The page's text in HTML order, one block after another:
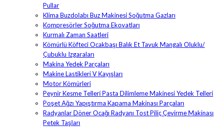
Pullar
Klima Buzdolabı Buz Makinesi Soğutma Gazları
Kompresörler Soğutma Ekovatları
Kurmalı Zaman Saatleri
Kömürlü Köfteci Ocakbaşı Balık Et Tavuk Mangalı Oluklu/
Çubuklu Izgaraları
Makina Yedek Parçaları
Makine Lastikleri V Kayışları
Motor Kömürleri
Peynir Kesme Telleri Pasta Dilimleme Makinesi Yedek Telleri
Poşet Ağzı Yapıştırma Kapama Makinası Parçaları
Radyanlar Döner Ocağı Radyanı Tost Piliç Çevirme Makinası
Petek Taşları